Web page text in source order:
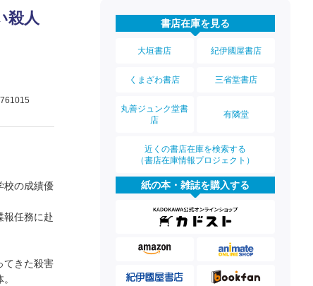
殺人
校の成績優
任務に赴
てきた殺害
書店在庫を見る
大垣書店 紀伊國屋書店
くまざわ書店 三省堂書店
丸善ジュンク堂書
店
有隣堂
近くの書店在庫を検索する
（書店在庫情報プロジェクト）
紙の本・雑誌を購入する